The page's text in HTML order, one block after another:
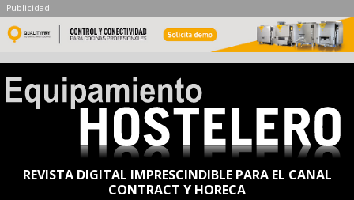
Publicidad
REVISTA DIGITAL IMPRESCINDIBLE PARA EL CANAL
CONTRACT Y HORECA